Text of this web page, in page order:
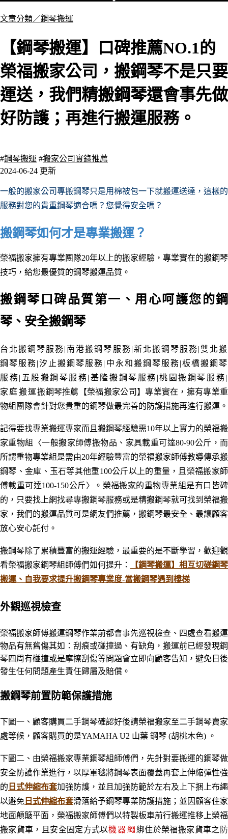
文章分類／鋼琴搬運
【鋼琴搬運】口碑推薦NO.1的
榮福搬家公司，搬鋼琴不是只要
運送，我們精搬鋼琴還會事先做
好防護；再進行搬運服務。
#鋼琴搬運 #搬家公司實錄推薦
2024-06-24 更新
一般的搬家公司專搬鋼琴只是用棉被包一下就搬運送達，這樣的
服務對您的貴重鋼琴適合嗎？您覺得安全嗎？
搬鋼琴如何才是專業搬運 ？
榮福搬家擁有專業團隊20年以上的搬家經驗 ， 專業實在的搬鋼琴
技巧 ，給您最優質的鋼琴搬運品質 。
搬鋼琴口碑品質第一、用心呵護您的鋼
琴、安全搬鋼琴
台北搬鋼琴服務|南港搬鋼琴 服務|新北搬鋼琴服務|雙北搬
鋼琴服務|汐止搬鋼琴服務|中永和 搬鋼琴服務|板橋搬鋼琴
服務|五股搬鋼琴服務|基隆搬鋼琴 服務 |桃園搬鋼琴 服務|
家庭搬運搬鋼琴推薦【榮福搬家公司】專業實在，擁有專業重
物組團隊會針對您貴重的鋼琴做最完善的防護措施再進行搬運。
記得要找專業搬運專家而且搬鋼琴經驗需10年以上實力的榮福搬
家重物組〈一般搬家師傅搬物品、家具載重可達80-90公斤，而
所謂重物專業組是需由20年經驗豐富的榮福搬家師傅教導傳承搬
鋼琴、金庫、玉石等其他重100公斤以上的重量，且榮福搬家師
傅載重可達100-150公斤〉。榮福搬家的重物專業組是有口皆碑
的，只要找上網找尋專搬鋼琴服務或是精搬鋼琴就可找到榮福搬
家，我們的搬運品質可是網友們推薦，搬鋼琴最安全、最讓顧客
放心安心託付。
搬鋼琴除了累積豐富的搬運經驗 ， 最重要的是不斷學習 ， 歡迎觀
看榮福搬家鋼琴組師傅們如何提升：
【鋼琴搬運】相互切磋鋼琴
搬運、自我要求提升搬鋼琴專業度-當搬鋼琴遇到樓梯
外觀巡視檢查
榮福搬家師傅搬運鋼琴作業前都會事先巡視檢查、四處查看搬運
物品有無舊傷其如：刮痕或碰撞過 、 有缺角，搬運前已經發現鋼
琴四周 有碰撞或是摩擦刮傷等問題會立即向顧客告知，避免日後
發生任何問題產生責任歸屬及賠償。
搬鋼琴前置防範保護措施
下圖一、顧客購買二手鋼琴確認好後請榮福搬家至二手鋼琴賣家
處等候，顧客購買的是YAMAHA U2 山葉 鋼琴 (胡桃木色) 。
下圖二、由榮福搬家專業鋼琴組師傅們，先針對要搬運的鋼琴做
安全防護作業進行 ， 以厚軍毯將鋼琴表面覆蓋再套上伸縮彈性強
的 日式伸縮布套加強防護，並且加強防範於左右及上下捆上布繩
以避免 日式伸縮布套滑落給予鋼琴專業防護措施；並因顧客住家
地面顛簸平面，榮福搬家師傅們以特製板車前行搬運推移上榮福
搬家貨車，且安全固定方式以機器繩綁住於榮福搬家貨車之 防